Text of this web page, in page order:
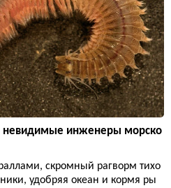
невидимые инженеры морско
скромный рагворм тихо
удобряя океан и кормя ры